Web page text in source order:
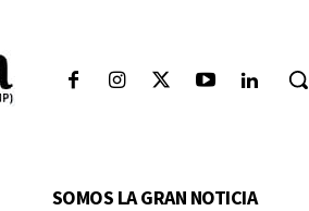
SOMOS LA GRAN NOTICIA